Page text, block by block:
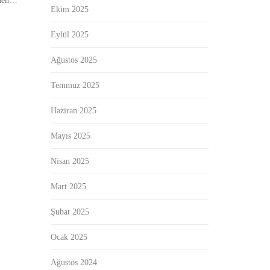
Ekim 2025
Eylül 2025
Ağustos 2025
Temmuz 2025
Haziran 2025
Mayıs 2025
Nisan 2025
Mart 2025
Şubat 2025
Ocak 2025
Ağustos 2024